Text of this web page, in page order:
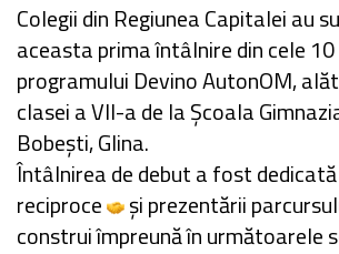
Colegii din Regiunea Capitalei au
aceasta prima întâlnire din cele 10
programului Devino AutonOM,
clasei a VII-a de la Școala
Bobești, Glina.
Întâlnirea de debut a fost
reciproce
și prezentării
construi împreună în următoarele